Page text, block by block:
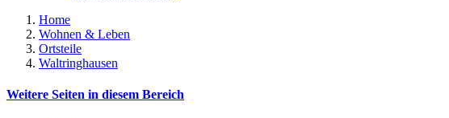
Home
Wohnen & Leben
Ortsteile
Waltringhausen
Weitere Seiten in diesem Bereich